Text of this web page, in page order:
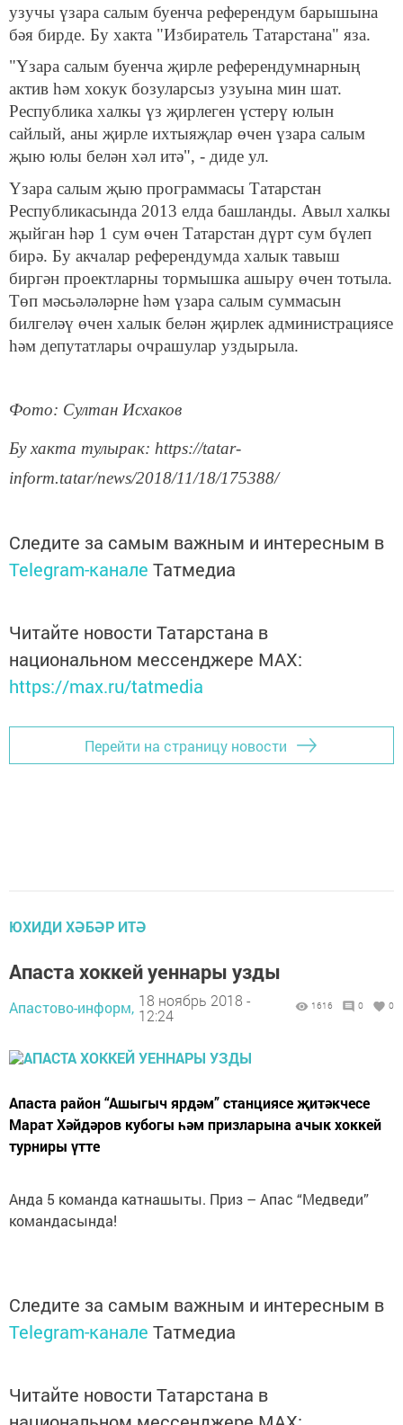
узучы үзара салым буенча референдум барышына
бәя бирде. Бу хакта "Избиратель Татарстана" яза.
"Үзара салым буенча җирле референдумнарның
актив һәм хокук бозуларсыз узуына мин шат.
Республика халкы үз җирлеген үстерү юлын
сайлый, аны җирле ихтыяҗлар өчен үзара салым
җыю юлы белән хәл итә", - диде ул.
Үзара салым җыю программасы Татарстан
Республикасында 2013 елда башланды. Авыл халкы
җыйган һәр 1 сум өчен Татарстан дүрт сум бүлеп
бирә. Бу акчалар референдумда халык тавыш
биргән проектларны тормышка ашыру өчен тотыла.
Төп мәсьәләләрне һәм үзара салым суммасын
билгеләү өчен халык белән җирлек администрациясе
һәм депутатлары очрашулар уздырыла.
Фото: Султан Исхаков
Бу хакта тулырак: https://tatar-
inform.tatar/news/2018/11/18/175388/
Следите за самым важным и интересным в
Telegram-канале Татмедиа
Читайте новости Татарстана в
национальном мессенджере MАХ:
https://max.ru/tatmedia
Перейти на страницу новости
ЮХИДИ ХӘБӘР ИТӘ
Апаста хоккей уеннары узды
Апастово-информ, 18 ноябрь 2018 -
12:24
1616 0 0
Апаста район “Ашыгыч ярдәм” станциясе җитәкчесе
Марат Хәйдәров кубогы һәм призларына ачык хоккей
турниры үтте
Анда 5 команда катнашыты. Приз – Апас “Медведи”
командасында!
Следите за самым важным и интересным в
Telegram-канале Татмедиа
Читайте новости Татарстана в